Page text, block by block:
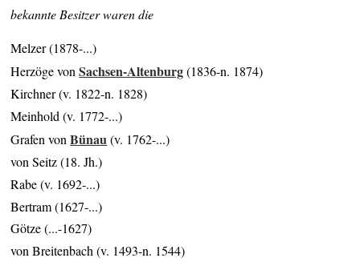
bekannte Besitzer waren die
Melzer (1878-...)
Herzöge vonSachsen-Altenburg(1836-n. 1874)
Kirchner (v. 1822-n. 1828)
Meinhold (v. 1772-...)
Grafen vonBünau(v. 1762-...)
von Seitz (18. Jh.)
Rabe (v. 1692-...)
Bertram (1627-...)
Götze (...-1627)
von Breitenbach (v. 1493-n. 1544)